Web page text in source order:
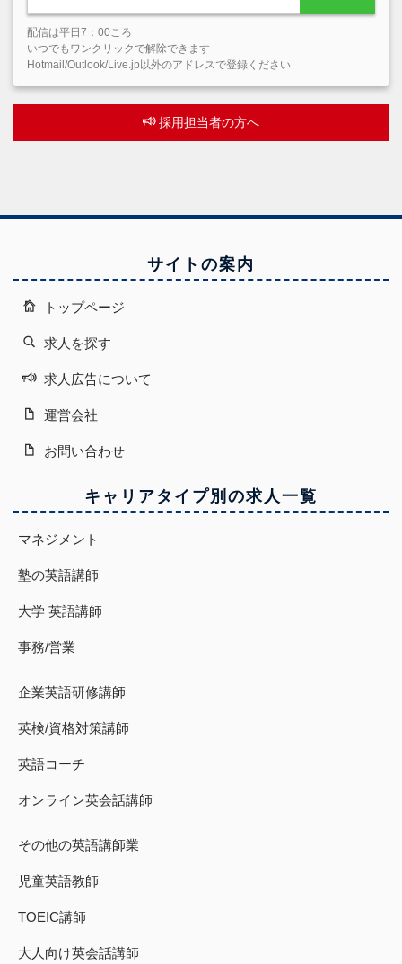
配信は平日7：00ころ
いつでもワンクリックで解除できます
Hotmail/Outlook/Live.jp以外のアドレスで登録ください
採用担当者の方へ
サイトの案内
トップページ
求人を探す
求人広告について
運営会社
お問い合わせ
キャリアタイプ別の求人一覧
マネジメント
塾の英語講師
大学 英語講師
事務/営業
企業英語研修講師
英検/資格対策講師
英語コーチ
オンライン英会話講師
その他の英語講師業
児童英語教師
TOEIC講師
大人向け英会話講師